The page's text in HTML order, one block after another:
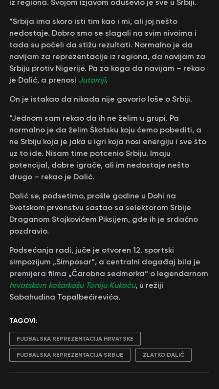
iz regiona. Svojom izjavom oduševio je sve u Srbiji.
“Srbija ima skoro isti tim kao i mi, ali joj nešto
nedostaje. Dobro smo se slagali na svim nivoima i
tada su počeli da stižu rezultati. Normalno je da
navijam za reprezentacije iz regiona, da navijam za
Srbiju protiv Nigerije. Pa za koga da navijam – rekao
je Dalić, a prenosi Jutarnji.
On je istakao da nikada nije govorio loše o Srbiji.
“Jednom sam rekao da ih ne želim u grupi. Pa
normalno je da želim Škotsku koju ćemo pobediti, a
ne Srbiju koja je jaka u igri koja nosi energiju i sve što
uz to ide. Nisam time potcenio Srbiju. Imaju
potencijal, dobre igrače, ali im nedostaje nešto
drugo – rekao je Dalić.
Dalić se, podsetimo, prošle godine u Dohi na
Svetskom prvenstvu sastao sa selektorom Srbije
Draganom Stojkovićem Piksijem, gde ih je srdačno
pozdravio.
Podsećanja radi, juče je otvoren 12. sportski
simpozijum „Simposar“, a centralni događaj bila je
premijera filma „Čarobna sedmorka“ o legendarnom
hrvatskom košarkašu Toniju Kukoču, u režiji
Sabahudina Topalbećirevića.
TAGOVI:
FUDBALSKA REPREZENTACIJA HRVATSKE
FUDBALSKA REPREZENTACIJA SRBIJE ZLATKO DALIĆ